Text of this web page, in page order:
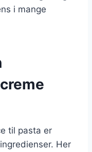
i mange
til pasta er
Her